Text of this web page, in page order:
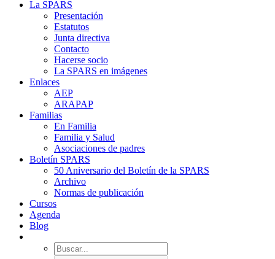
La SPARS
Presentación
Estatutos
Junta directiva
Contacto
Hacerse socio
La SPARS en imágenes
Enlaces
AEP
ARAPAP
Familias
En Familia
Familia y Salud
Asociaciones de padres
Boletín SPARS
50 Aniversario del Boletín de la SPARS
Archivo
Normas de publicación
Cursos
Agenda
Blog